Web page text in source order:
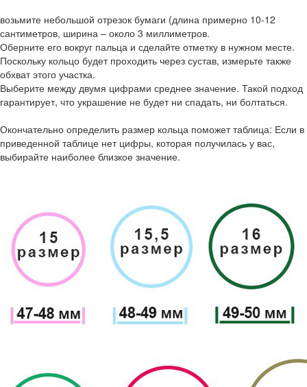
возьмите небольшой отрезок бумаги (длина примерно 10-12
сантиметров, ширина – около 3 миллиметров.
Оберните его вокруг пальца и сделайте отметку в нужном месте.
Поскольку кольцо будет проходить через сустав, измерьте также
обхват этого участка.
Выберите между двумя цифрами среднее значение. Такой подход
гарантирует, что украшение не будет ни спадать, ни болтаться.
Окончательно определить размер кольца поможет таблица: Если в
приведенной таблице нет цифры, которая получилась у вас,
выбирайте наиболее близкое значение.